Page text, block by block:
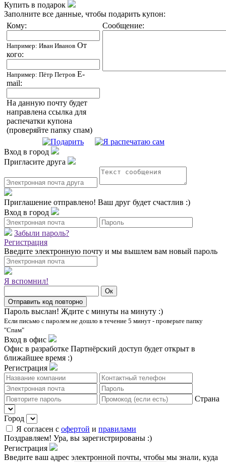
Купить в подарок
Заполните все данные, чтобы подарить купон:
Кому:
Например: Иван Иванов От
кого:
Например: Пётр Петров E-
mail:
На данную почту будет
направлена ссылка для
распечатки купона
(проверяйте папку спам)
Сообщение:
Вход в город
Пригласите друга
Приглашение отправлено! Ваш друг будет счастлив :)
Вход в город
Забыли пароль?
Регистрация
Введите электронную почту и мы вышлем вам новый пароль
Я вспомнил!
Пароль выслан! Ждите с минуты на минуту :)
Если письмо с паролем не дошло в течение 5 минут - проверьте папку
"Спам"
Вход в офис
Офис в разработке Партнёрский доступ будет открыт в
ближайшее время :)
Регистрация
Страна
Город
Я согласен с офертой и правилами
Поздравляем! Ура, вы зарегистрированы :)
Регистрация
Введите ваш адрес электронной почты, чтобы мы знали, куда